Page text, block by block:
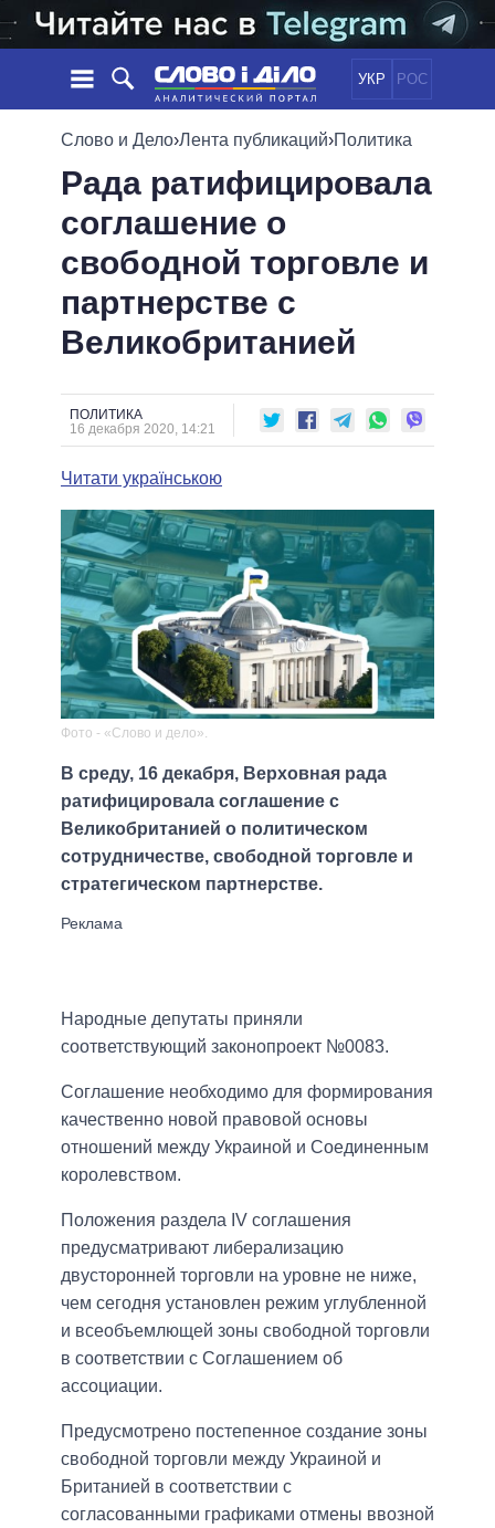
УКР РОС
НОВОСТИ
ЛЕНТА
СОБЫТИЯ
СТАТЬИ
ОБЗОРЫ
ДАЙДЖЕСТЫ
ПОЛИТИКА
ЭКОНОМИКА
ОБЩЕСТВО
МИР
ОБЕЩАНИЯ
ПОЛИТИКИ
ВСЕ ПОЛИТИКИ
ПРЕЗИДЕНТ И ОФИС
ВЕРХОВНАЯ РАДА
ГЛАВЫ ОБЛАДМИНИСТРАЦИЙ
МЭРЫ
ВСЕ ПЕРСОНЫ
ИНФОГРАФИКА
ВИДЕО
СРАВНЕНИЕ ПОЛИТИКОВ
Слово и Дело›Лента публикаций›Политика
Рада ратифицировала
соглашение о
свободной торговле и
партнерстве с
Великобританией
ПОЛИТИКА
16 декабря 2020, 14:21
Читати українською
Фото - «Слово и дело».
В среду, 16 декабря, Верховная рада
ратифицировала соглашение с
Великобританией о политическом
сотрудничестве, свободной торговле и
стратегическом партнерстве.
Народные депутаты приняли
соответствующий законопроект №0083.
Соглашение необходимо для формирования
качественно новой правовой основы
отношений между Украиной и Соединенным
королевством.
Положения раздела IV соглашения
предусматривают либерализацию
двусторонней торговли на уровне не ниже,
чем сегодня установлен режим углубленной
и всеобъемлющей зоны свободной торговли
в соответствии с Соглашением об
ассоциации.
Предусмотрено постепенное создание зоны
свободной торговли между Украиной и
Британией в соответствии с
согласованными графиками отмены ввозной